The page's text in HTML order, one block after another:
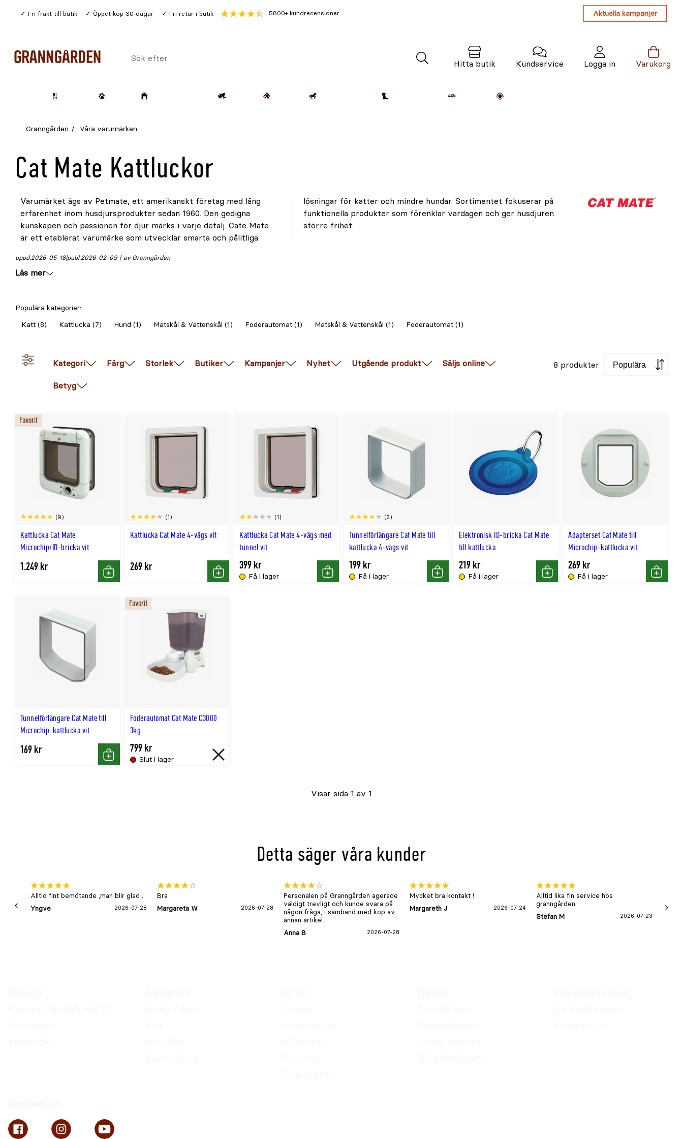
Fri frakt till butik Öppet köp 30 dagar Fri retur i butik 5800+ kundrecensioner Aktuella kampanjer
Sök
Hitta butik Kundservice Logga in Varukorg
Granngården Våra varumärken
Cat Mate Kattluckor
Varumärket ägs av Petmate, ett amerikanskt företag med lång
erfarenhet inom husdjursprodukter sedan 1960. Den gedigna
kunskapen och passionen för djur märks i varje detalj. Cate Mate
är ett etablerat varumärke som utvecklar smarta och pålitliga
lösningar för katter och mindre hundar. Sortimentet fokuserar på
funktionella produkter som förenklar vardagen och ger husdjuren
större frihet.
publ.2026-02-09
uppd.2026-05-18 av Granngården
Läs mer
Populära kategorier:
Katt (8)
Kattlucka (7) Hund (1) Matskål & Vattenskål (1) Foderautomat (1) Matskål & Vattenskål (1) Foderautomat (1)
Kategori Färg Storlek Butiker Kampanjer Nyhet Utgående produkt Säljs online
Betyg
Sortera
8 produkter
Kattlucka Cat Mate
Microchip/ID-bricka vit
(9)
Favorit
1.249 kr
Köp
Kattlucka Cat Mate 4-vägs vit
(1)
269 kr
Köp
Kattlucka Cat Mate 4-vägs med
tunnel vit
(1)
Få i lager
399 kr
Köp
Tunnelförlängare Cat Mate till
kattlucka 4-vägs vit
(2)
Få i lager
199 kr
Köp
Elektronisk ID-bricka Cat Mate
till kattlucka
Få i lager
219 kr
Köp
Adapterset Cat Mate till
Microchip-kattlucka vit
Få i lager
269 kr
Köp
Tunnelförlängare Cat Mate till
Microchip-kattlucka vit
169 kr
Köp
Foderautomat Cat Mate C3000
3kg
Favorit
Slut i lager
799 kr
Slut
Visar sida 1 av 1
Detta säger våra kunder
Alltid fint bemötande ,man blir glad .
Yngve
2026-07-28
Bra
Margareta W
2026-07-28
Personalen på Granngården agerade
väldigt trevligt och kunde svara på
någon fråga, i samband med köp av
annan artikel.
Anna B
2026-07-28
Mycket bra kontakt !
Margareth J
2026-07-24
Alltid lika fin service hos
granngården.
Stefan M
2026-07-23